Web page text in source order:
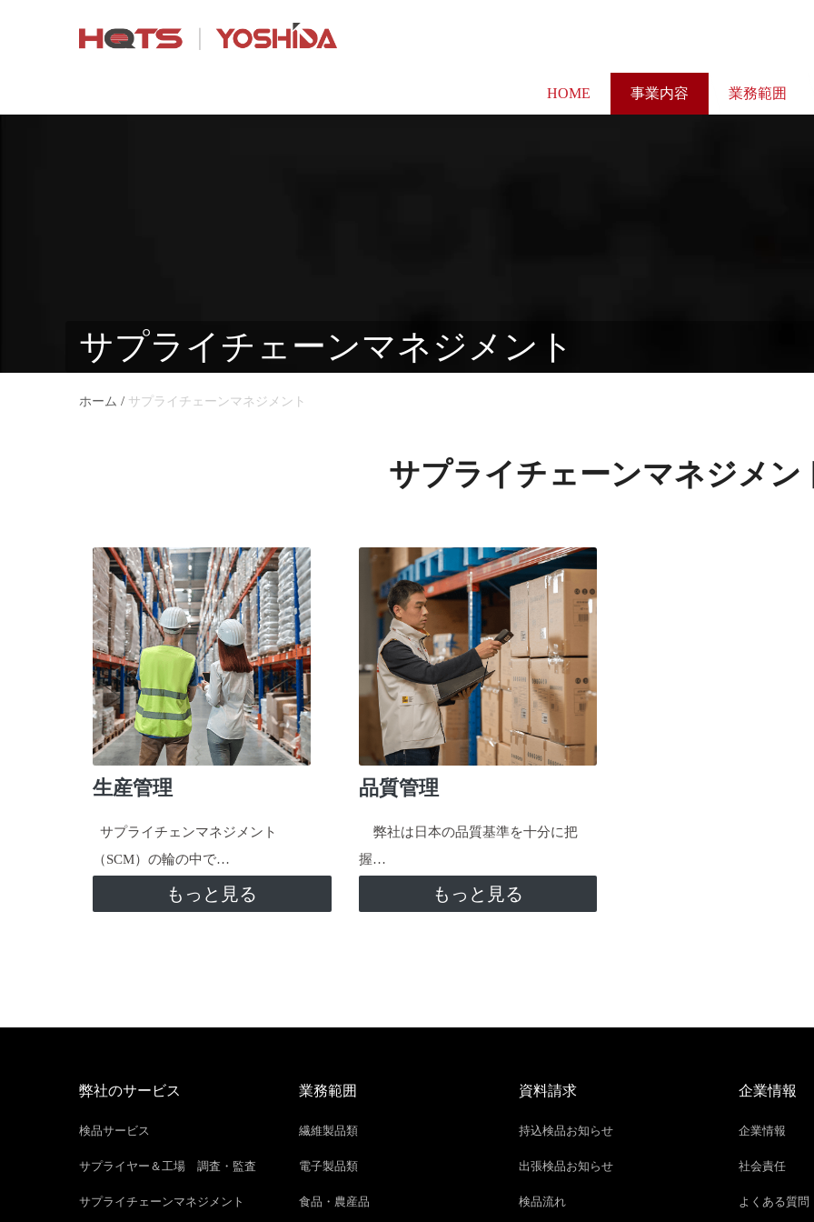
HOME 事業内容 業務範囲
サプライチェーンマネジメント
ホーム / サプライチェーンマネジメント
サプライチェーンマネジメン
生産管理
サプライチェンマネジメント
（SCM）の輪の中で…
もっと見る
品質管理
弊社は日本の品質基準を十分に把
握…
もっと見る
弊社のサービス
検品サービス
サプライヤー＆工場 調査・監査
サプライチェーンマネジメント
業務範囲
繊維製品類
電子製品類
食品・農産品
資料請求
持込検品お知らせ
出張検品お知らせ
検品流れ
企業情報
企業情報
社会責任
よくある質問